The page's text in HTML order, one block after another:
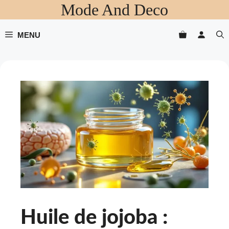
au
contenu
Mode And Deco
MENU
Huile de jojoba :